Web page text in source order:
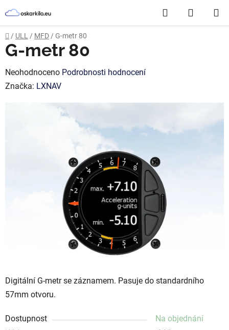
na
obsah
Hledat
KOŠÍK
Domů
/ ULL / MFD / G-metr 80
Digitální G-metr se záznamem. Pasuje do standardního
57mm otvoru.
Dostupnost
Na objednání
G-metr 80
Průměrné
hodnocení
Neohodnoceno Podrobnosti hodnocení
Značka: LXNAV